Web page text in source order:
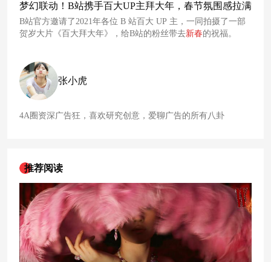
梦幻联动！B站携手百大UP主拜大年，春节氛围感拉满
B站官方邀请了2021年各位 B 站百大 UP 主，一同拍摄了一部
贺岁大片《百大拜大年》，给B站的粉丝带去新春的祝福。
张小虎
4A圈资深广告狂，喜欢研究创意，爱聊广告的所有八卦
推荐阅读